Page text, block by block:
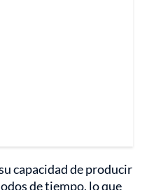
capacidad de producir
de tiempo, lo que